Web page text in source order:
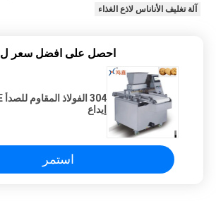
آلة تغليف الأناناس لاذع الغذاء
احصل على افضل سعر ل
إيداع
استمر